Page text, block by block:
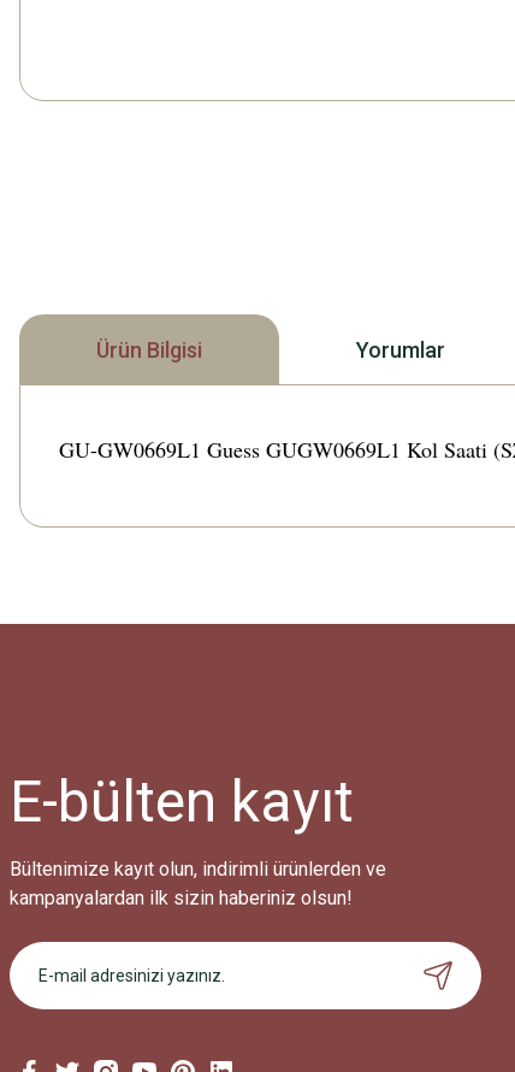
Ürün Bilgisi Yorumlar
GU-GW0669L1 Guess GUGW0669L1 Kol Saati
E-bülten kayıt
Bültenimize kayıt olun, indirimli ürünlerden ve
kampanyalardan ilk sizin haberiniz olsun!